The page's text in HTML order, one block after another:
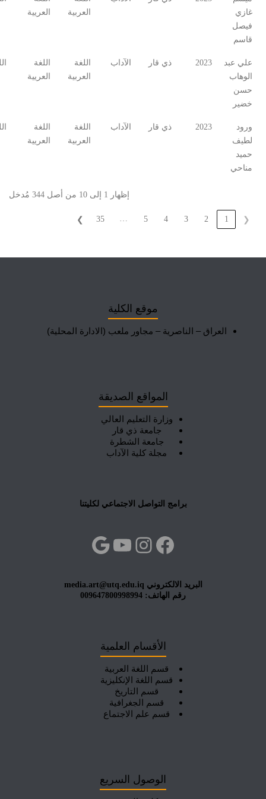
غازي
فيصل
قاسم
العربية
العريية
علي عبد
الوهاب
حسن
خضير
2023 ذي قار الآداب
اللغة
العربية
اللغة
العريية
ورود
لطيف
حميد
مناحي
2023 ذي قار الآداب
اللغة
العربية
اللغة
العريية
إظهار 1 إلى 10 من أصل 344 مُدخل
❮
1
2
3
4
5
…
35
❯
موقع الكلية
العراق – الناصرية – مجاور ملعب (الادارة المحلية)
المواقع الصديقة
وزارة التعليم العالي
جامعة ذي قار
جامعة الشطرة
مجلة كلية الآداب
برامج التواصل الاجتماعي لكليتنا
فيسبوك
إنستجرام
يوتيوب
البريد الالكتروني media.art@utq.edu.iq
رقم الهاتف: 009647800998994
الأقسام العلمية
قسم اللغة العربية
قسم اللغة الإنكليزية
قسم التاريخ
قسم الجغرافية
قسم علم الاجتماع
الوصول السريع